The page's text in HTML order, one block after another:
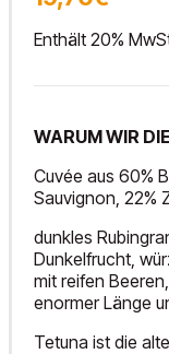
Enthält 20%
WARUM WIR
Cuvée aus 60%
Sauvignon, 22%
dunkles
Dunkelfrucht,
mit reifen
enormer Länge
Tetuna ist die